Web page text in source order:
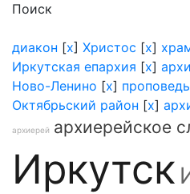
Поиск
диакон [x] Христос [x]
Иркутская епархия [x]
Ново-Ленино [x] проповедь
Октябрьский район [x]
архиерей архиерейское
Иркутск